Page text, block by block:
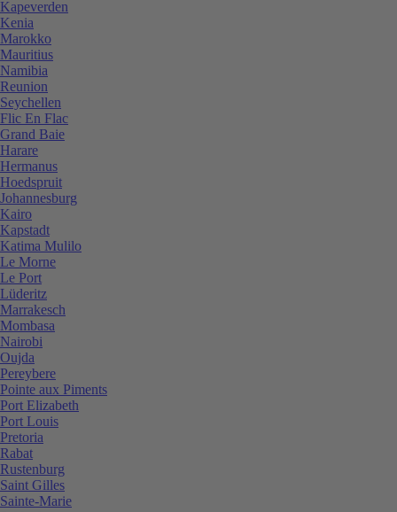
Kapeverden
Kenia
Marokko
Mauritius
Namibia
Reunion
Seychellen
Flic En Flac
Grand Baie
Harare
Hermanus
Hoedspruit
Johannesburg
Kairo
Kapstadt
Katima Mulilo
Le Morne
Le Port
Lüderitz
Marrakesch
Mombasa
Nairobi
Oujda
Pereybere
Pointe aux Piments
Port Elizabeth
Port Louis
Pretoria
Rabat
Rustenburg
Saint Gilles
Sainte-Marie